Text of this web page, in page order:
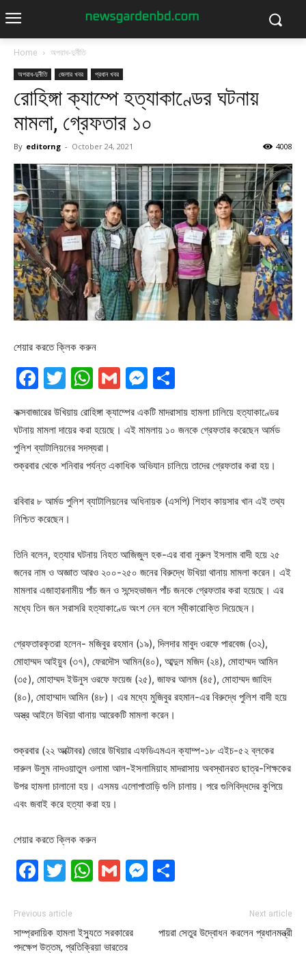
Home অপরাধ-দুর্নীতি
অপরাধ-দুর্নীতি জেলার খবর প্রধান খবর
রোহিঙ্গা ক্যাম্পে হত্যাকাণ্ডের ঘটনায়
মামলা, গ্রেফতার ১০
By editorng - October 24, 2021 4008
শেয়ার করতে ক্লিক করুন
Facebook
Twitter
WhatsApp
GmailMessenger
কক্সবাজারের উখিয়ায় রোহিঙ্গা ক্যাম্পের একটি মাদরাসায় হামলা চালিয়ে হত্যাকাণ্ডের
ঘটনায় মামলা দায়ের করা হয়েছে। এই মামলায় ১০ জনকে গ্রেফতার করেছেন আর্মড
পুলিশ ব্যাটালিয়নের সদস্যরা।
শুক্রবার থেকে শনিবার পর্যন্ত একাধিক অভিযান চালিয়ে তাদের গ্রেফতার করা হয়।
রবিবার ৮ আর্মড পুলিশ ব্যাটালিয়নের অধিনায়ক (এসপি) শিহাব কায়সার খান এই তথ্য
নিশ্চিত করেছেন।
তিনি বলেন, হত্যার ঘটনায় নিহত আজিজুল হক-এর বাবা নুরুল ইসলাম বাদী হয়ে ২৫
জনের নাম ও অজ্ঞাত আরও ২০০-২৫০ জনের বিরুদ্ধে উখিয়া থানায় মামলা করেন। এই
মামলার এজাহারনামীয় পাঁচ জন ও সন্দেহভাজন পাঁচ জনকে গ্রেফতার করা হয়েছে। এর
মধ্যে তিন জন সরাসরি হত্যাকাণ্ডে অংশ নেন বলে স্বীকারোক্তি দিয়েছেন।
গ্রেফতারকৃতরা হলেন- মজিবুর রহমান (১৯), দিলদার মাবুদ ওরফে পারবেজ (৩২),
মোহাম্মদ আইয়ুব (৩৭), ফেরদৌস আমিন(৪০), আব্দুল মজিদ (২৪), মোহাম্মদ আমিন
(৩৫), মোহাম্মদ ইউনুস ওরফে ফয়েজ (২৫), জাফর আলম (৪৫), মোহাম্মদ জাহিদ
(৪০), মোহাম্মাদ আমিন (৪৮)। এর মধ্যে মুজিবুর রহমান-এর বিরুদ্ধে পুলিশ বাদী হয়ে
অস্ত্র আইনে উখিয়া থানায় আরেকটি মামলা করেন।
শুক্রবার (২২ অক্টোবর) ভোরে উখিয়ার এফডিএমএন ক্যাম্প-১৮ এইচ-৫২ ব্লকের
দারুল উলুম নাদওয়াতুল ওলামা আল-ইসলামিয়াহ মাদরাসায় অবস্থানরত ছাত্র-শিক্ষকের
উপর হামলা চালানো হয়। এসময় এলোপাতাড়ি গুলি চালায়। পরে গুলিবিদ্ধদের কুপিয়ে
এবং জবাই করে হত্যা করা হয়।
শেয়ার করতে ক্লিক করুন
Facebook
Twitter
WhatsApp
GmailMessenger
Previous article
সাম্প্রদায়িক হামলা ইস্যুতে সরকারের
পদক্ষেপ উত্তম, প্রতিক্রিয়া ভারতের
Next article
পায়রা সেতুর উদ্বোধন করলেন প্রধানমন্ত্রী